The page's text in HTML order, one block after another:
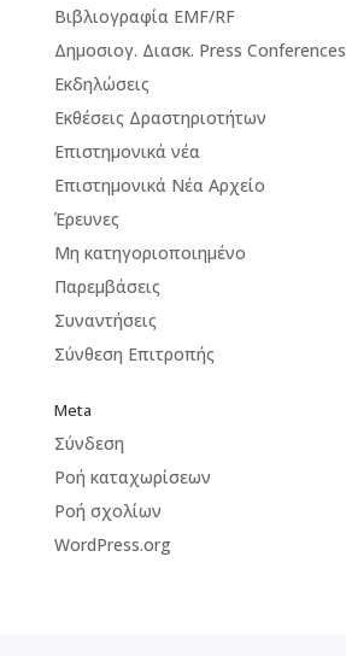
Βιβλιογραφία EMF/RF
Δημοσιογ. Διασκ. Press Conferences
Εκδηλώσεις
Εκθέσεις Δραστηριοτήτων
Επιστημονικά νέα
Επιστημονικά Νέα Αρχείο
Έρευνες
Μη κατηγοριοποιημένο
Παρεμβάσεις
Συναντήσεις
Σύνθεση Επιτροπής
Meta
Σύνδεση
Ροή καταχωρίσεων
Ροή σχολίων
WordPress.org